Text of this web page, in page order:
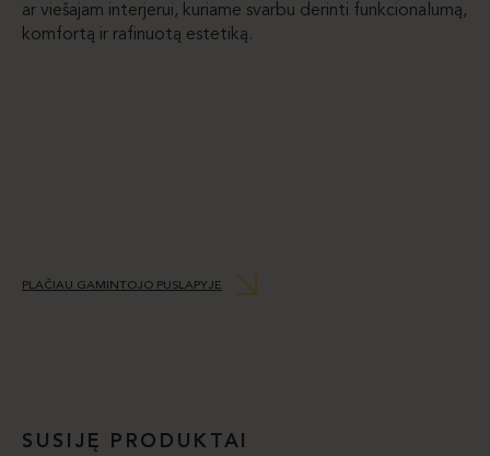
ar viešajam interjerui, kuriame svarbu derinti funkcionalumą,
komfortą ir rafinuotą estetiką.
PLAČIAU GAMINTOJO PUSLAPYJE
SUSIJĘ PRODUKTAI